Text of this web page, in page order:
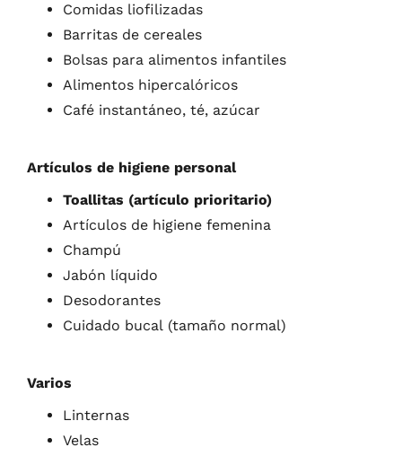
Comidas liofilizadas
Barritas de cereales
Bolsas para alimentos infantiles
Alimentos hipercalóricos
Café instantáneo, té, azúcar
Artículos de higiene personal
Toallitas (artículo prioritario)
Artículos de higiene femenina
Champú
Jabón líquido
Desodorantes
Cuidado bucal (tamaño normal)
Varios
Linternas
Velas